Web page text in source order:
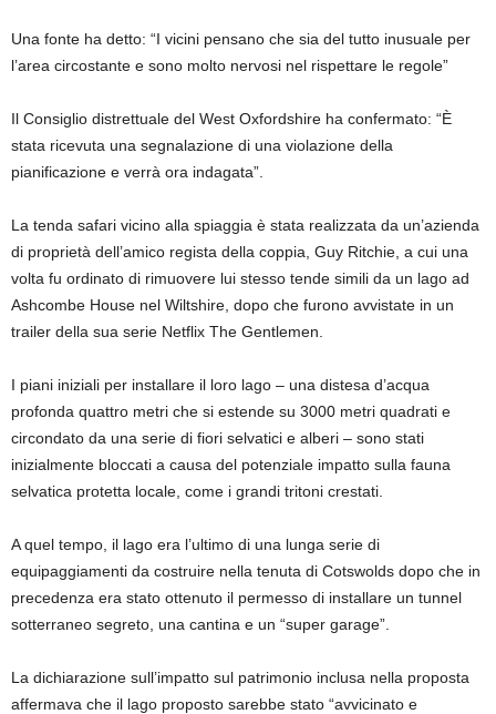
Una fonte ha detto: “I vicini pensano che sia del tutto inusuale per
l’area circostante e sono molto nervosi nel rispettare le regole”
Il Consiglio distrettuale del West Oxfordshire ha confermato: “È
stata ricevuta una segnalazione di una violazione della
pianificazione e verrà ora indagata”.
La tenda safari vicino alla spiaggia è stata realizzata da un’azienda
di proprietà dell’amico regista della coppia, Guy Ritchie, a cui una
volta fu ordinato di rimuovere lui stesso tende simili da un lago ad
Ashcombe House nel Wiltshire, dopo che furono avvistate in un
trailer della sua serie Netflix The Gentlemen.
I piani iniziali per installare il loro lago – una distesa d’acqua
profonda quattro metri che si estende su 3000 metri quadrati e
circondato da una serie di fiori selvatici e alberi – sono stati
inizialmente bloccati a causa del potenziale impatto sulla fauna
selvatica protetta locale, come i grandi tritoni crestati.
A quel tempo, il lago era l’ultimo di una lunga serie di
equipaggiamenti da costruire nella tenuta di Cotswolds dopo che in
precedenza era stato ottenuto il permesso di installare un tunnel
sotterraneo segreto, una cantina e un “super garage”.
La dichiarazione sull’impatto sul patrimonio inclusa nella proposta
affermava che il lago proposto sarebbe stato “avvicinato e